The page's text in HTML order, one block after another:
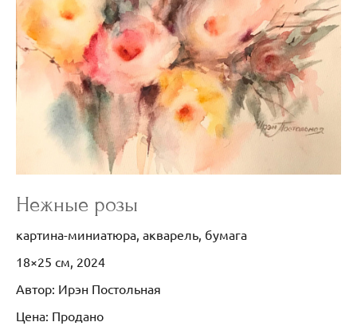
Нежные розы
картина-миниатюра, акварель, бумага
18×25 см, 2024
Автор: Ирэн Постольная
Цена: Продано